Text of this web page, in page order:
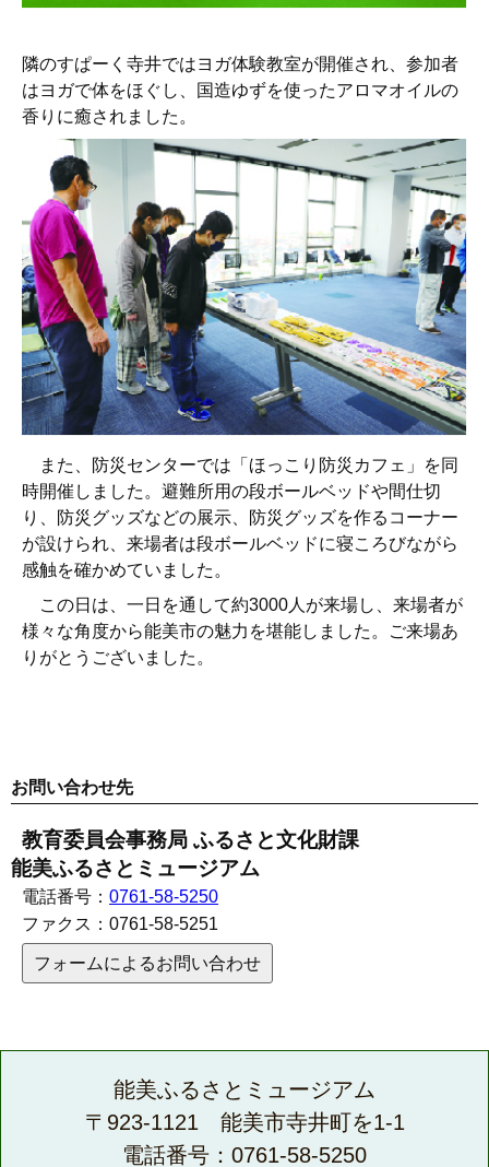
隣のすぱーく寺井ではヨガ体験教室が開催され、参加者
はヨガで体をほぐし、国造ゆずを使ったアロマオイルの
香りに癒されました。
また、防災センターでは「ほっこり防災カフェ」を同
時開催しました。避難所用の段ボールベッドや間仕切
り、防災グッズなどの展示、防災グッズを作るコーナー
が設けられ、来場者は段ボールベッドに寝ころびながら
感触を確かめていました。
この日は、一日を通して約3000人が来場し、来場者が
様々な角度から能美市の魅力を堪能しました。ご来場あ
りがとうございました。
お問い合わせ先
教育委員会事務局 ふるさと文化財課
能美ふるさとミュージアム
電話番号： 0761-58-5250
ファクス： 0761-58-5251
フォームによるお問い合わせ
能美ふるさとミュージアム
〒923-1121 能美市寺井町を1-1
電話番号：0761-58-5250